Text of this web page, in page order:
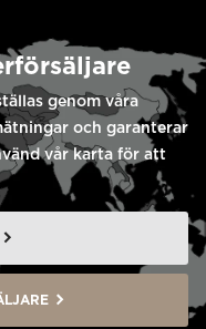
genom våra
och garanterar
vår karta för att